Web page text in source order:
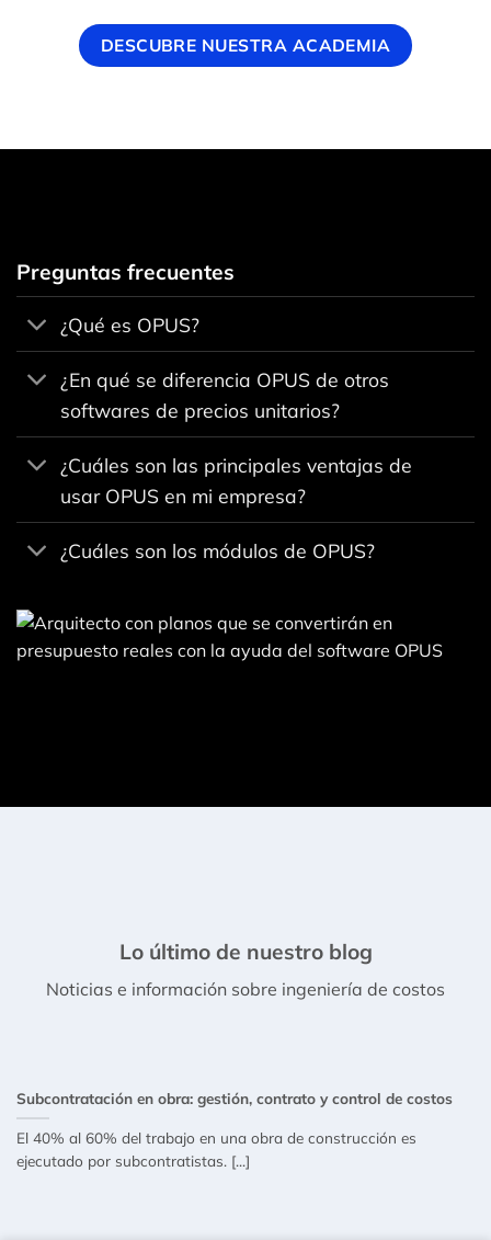
DESCUBRE NUESTRA ACADEMIA
Preguntas frecuentes
¿Qué es OPUS?
¿En qué se diferencia OPUS de otros
softwares de precios unitarios?
¿Cuáles son las principales ventajas de
usar OPUS en mi empresa?
¿Cuáles son los módulos de OPUS?
Lo último de nuestro blog
Noticias e información sobre ingeniería de costos
Subcontratación en obra: gestión, contrato y control de costos
El 40% al 60% del trabajo en una obra de construcción es
ejecutado por subcontratistas. [...]